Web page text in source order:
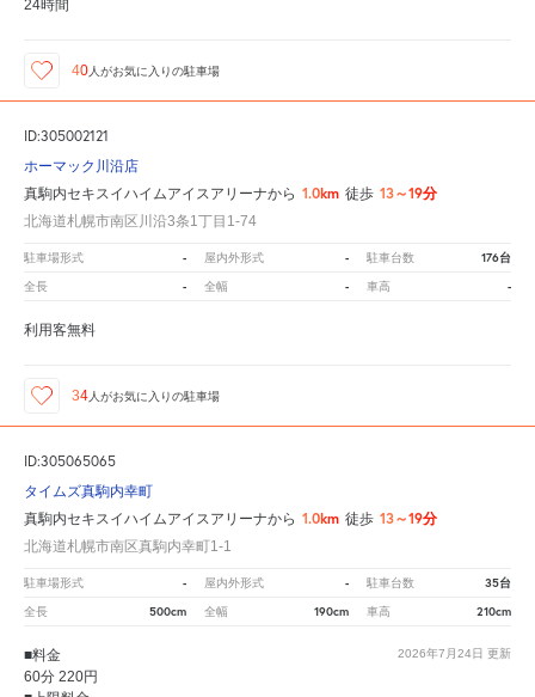
24時間
40人がお気に入りの駐車場
ID:305002121
ホーマック川沿店
真駒内セキスイハイムアイスアリーナから 1.0km 徒歩 13～19分
北海道札幌市南区川沿3条1丁目1-74
駐車場形式 - 屋内外形式 - 駐車台数 176台
全長 - 全幅 - 車高 -
利用客無料
34人がお気に入りの駐車場
ID:305065065
タイムズ真駒内幸町
真駒内セキスイハイムアイスアリーナから 1.0km 徒歩 13～19分
北海道札幌市南区真駒内幸町1-1
駐車場形式 - 屋内外形式 - 駐車台数 35台
全長 500cm 全幅 190cm 車高 210cm
2026年7月24日 更新
■料金
60分 220円